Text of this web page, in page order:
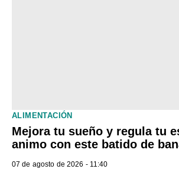
ALIMENTACIÓN
Mejora tu sueño y regula tu
animo con este batido de
07 de agosto de 2026 - 11:40